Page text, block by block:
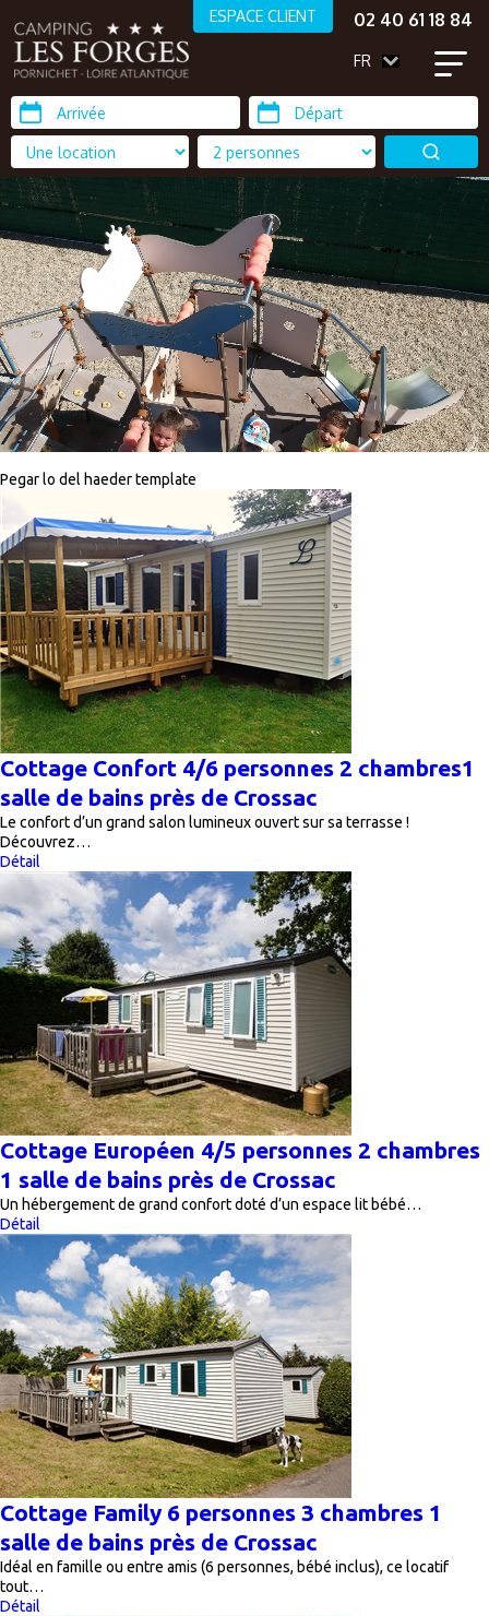
ESPACE CLIENT 02 40 61 18 84
FR
Pegar lo del haeder template
Cottage Confort 4/6 personnes 2 chambres1
salle de bains près de Crossac
Le confort d’un grand salon lumineux ouvert sur sa terrasse !
Découvrez…
Détail
Cottage Européen 4/5 personnes 2 chambres
1 salle de bains près de Crossac
Un hébergement de grand confort doté d’un espace lit bébé…
Détail
Cottage Family 6 personnes 3 chambres 1
salle de bains près de Crossac
Idéal en famille ou entre amis (6 personnes, bébé inclus), ce locatif
tout…
Détail